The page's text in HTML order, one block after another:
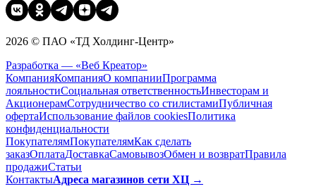
2026 © ПАО «ТД Холдинг-Центр»
Разработка — «Веб Креатор»
КомпанияКомпанияО компанииПрограмма
лояльностиСоциальная ответственностьИнвесторам и
АкционерамСотрудничество со стилистамиПубличная
офертаИспользование файлов cookiesПолитика
конфиденциальности
ПокупателямПокупателямКак сделать
заказОплатаДоставкаCамовывозОбмен и возвратПравила
продажиСтатьи
КонтактыАдреса магазинов сети ХЦ →